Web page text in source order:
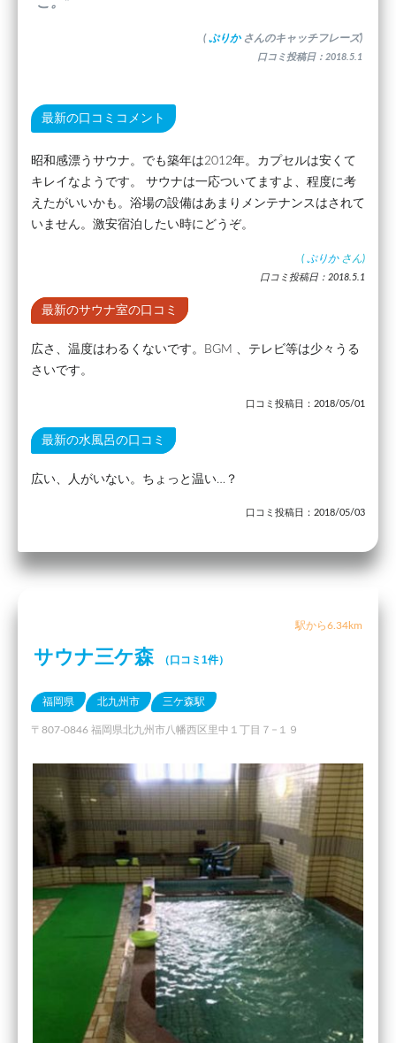
こ。”
( ぷりか さんのキャッチフレーズ)
口コミ投稿日：2018.5.1
最新の口コミコメント
昭和感漂うサウナ。でも築年は2012年。カプセルは安くて
キレイなようです。 サウナは一応ついてますよ、程度に考
えたがいいかも。浴場の設備はあまりメンテナンスはされて
いません。激安宿泊したい時にどうぞ。
( ぷりか さん)
口コミ投稿日：2018.5.1
最新のサウナ室の口コミ
広さ、温度はわるくないです。BGM 、テレビ等は少々うる
さいです。
口コミ投稿日：2018/05/01
最新の水風呂の口コミ
広い、人がいない。ちょっと温い…？
口コミ投稿日：2018/05/03
駅から6.34km
サウナ三ケ森 （口コミ1件）
福岡県 北九州市 三ケ森駅
〒807-0846 福岡県北九州市八幡西区里中１丁目７−１９